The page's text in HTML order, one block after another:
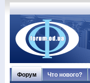
Форум Что нового?